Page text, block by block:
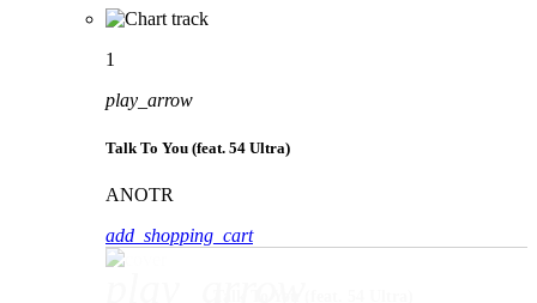
1
play_arrow
Talk To You (feat. 54 Ultra)
ANOTR
add_shopping_cart